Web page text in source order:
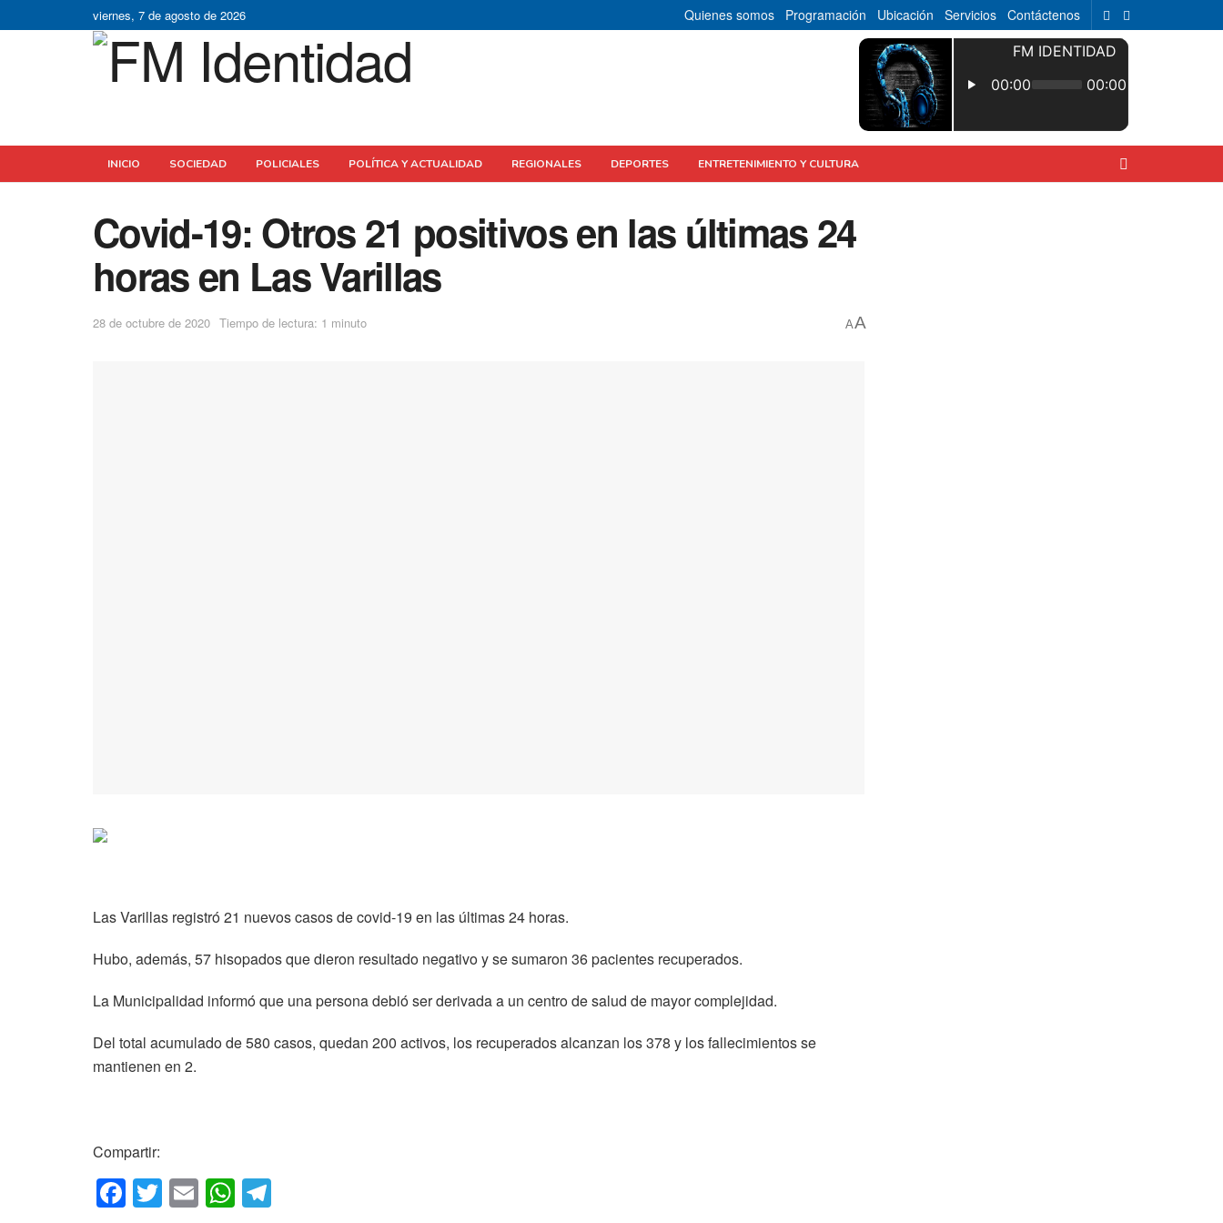
viernes, 7 de agosto de 2026 Quienes somos Programación Ubicación Servicios Contáctenos
INICIO SOCIEDAD POLICIALES POLÍTICA Y ACTUALIDAD REGIONALES DEPORTES ENTRETENIMIENTO Y CULTURA
Covid-19: Otros 21 positivos en las últimas 24
horas en Las Varillas
28 de octubre de 2020 Tiempo de lectura: 1 minuto AA
Las Varillas registró 21 nuevos casos de covid-19 en las últimas 24 horas.
Hubo, además, 57 hisopados que dieron resultado negativo y se sumaron 36 pacientes recuperados.
La Municipalidad informó que una persona debió ser derivada a un centro de salud de mayor complejidad.
Del total acumulado de 580 casos, quedan 200 activos, los recuperados alcanzan los 378 y los fallecimientos se
mantienen en 2.
Compartir:
F T E W